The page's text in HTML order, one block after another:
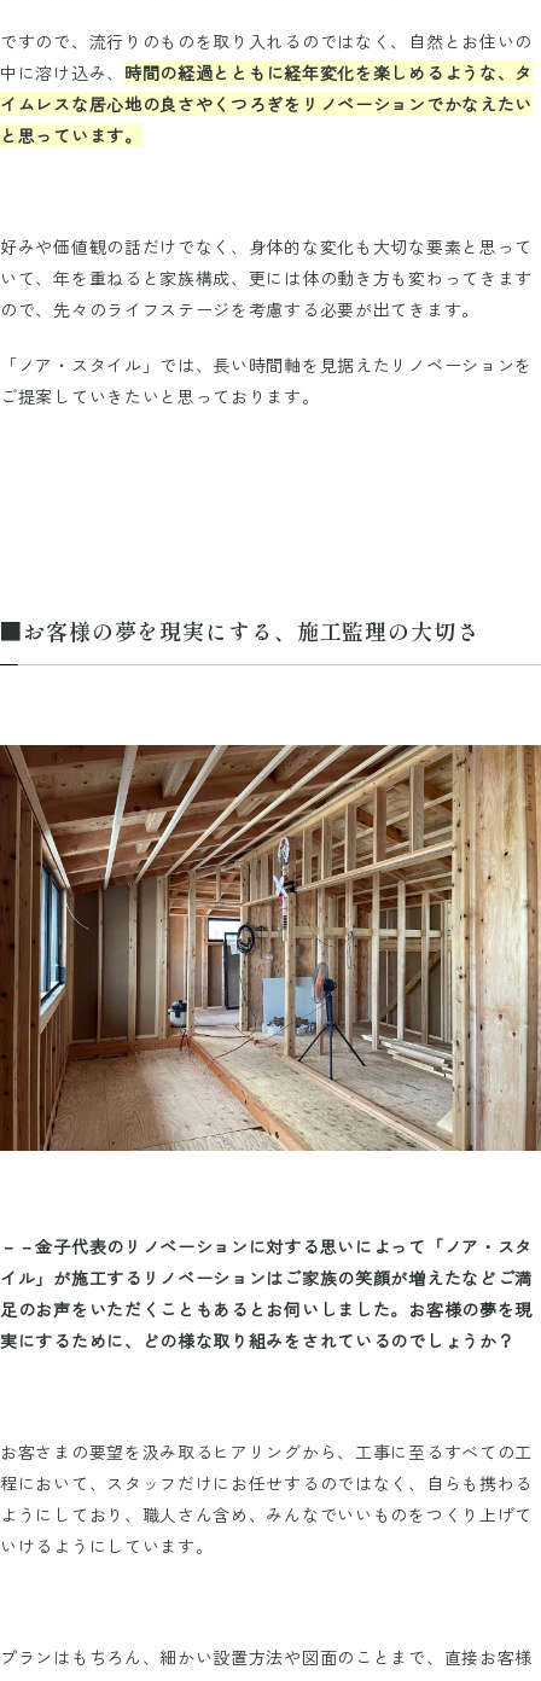
ですので、流行りのものを取り入れるのではなく、自然とお住いの
中に溶け込み、 時間の経過とともに経年変化を楽しめるような、タ
イムレスな居心地の良さやくつろぎをリノベーションでかなえたい
と思っています。
好みや価値観の話だけでなく、身体的な変化も大切な要素と思って
いて、年を重ねると家族構成、更には体の動き方も変わってきます
ので、先々のライフステージを考慮する必要が出てきます。
「ノア・スタイル」では、長い時間軸を見据えたリノベーションを
ご提案していきたいと思っております。
■お客様の夢を現実にする、施工監理の大切さ
－－金子代表のリノベーションに対する思いによって「ノア・スタ
イル」が施工するリノベーションはご家族の笑顔が増えたなどご満
足のお声をいただくこともあるとお伺いしました。お客様の夢を現
実にするために、どの様な取り組みをされているのでしょうか？
お客さまの要望を汲み取るヒアリングから、工事に至るすべての工
程において、スタッフだけにお任せするのではなく、自らも携わる
ようにしており、職人さん含め、みんなでいいものをつくり上げて
いけるようにしています。
プランはもちろん、細かい設置方法や図面のことまで、直接お客様